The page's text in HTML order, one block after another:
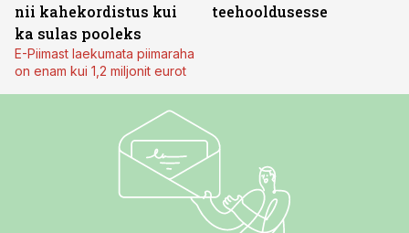
nii kahekordistus kui
ka sulas pooleks
E-Piimast laekumata piimaraha
on enam kui 1,2 miljonit eurot
teehooldusesse